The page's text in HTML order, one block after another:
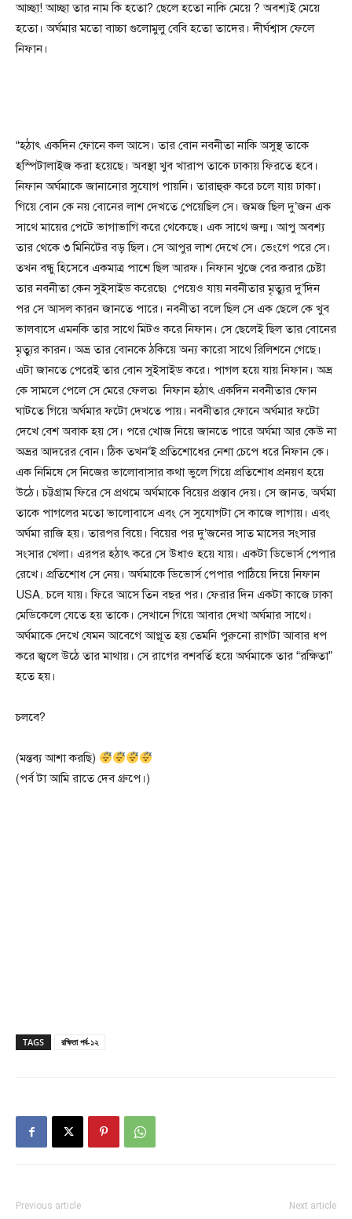
আচ্ছা! আচ্ছা তার নাম কি হতো? ছেলে হতো নাকি মেয়ে ? অবশ্যই মেয়ে
হতো। অর্ঘমার মতো বাচ্চা গুলোমুলু বেবি হতো তাদের। দীর্ঘশ্বাস ফেলে
নিফান।
“হঠাৎ একদিন ফোনে কল আসে। তার বোন নবনীতা নাকি অসুস্থ তাকে
হস্পিটালাইজ করা হয়েছে। অবস্থা খুব খারাপ তাকে ঢাকায় ফিরতে হবে।
নিফান অর্ঘমাকে জানানোর সুযোগ পায়নি। তারাহুরু করে চলে যায় ঢাকা।
গিয়ে বোন কে নয় বোনের লাশ দেখতে পেয়েছিল সে। জমজ ছিল দু’জন এক
সাথে মায়ের পেটে ভাগাভাগি করে থেকেছে। এক সাথে জন্ম। আপু অবশ্য
তার থেকে ৩ মিনিটের বড় ছিল। সে আপুর লাশ দেখে সে। ভেংগে পরে সে।
তখন বন্ধু হিসেবে একমাত্র পাশে ছিল আরফ। নিফান খুজে বের করার চেষ্টা
তার নবনীতা কেন সুইসাইড করেছে৷ পেয়েও যায় নবনীতার মৃত্যুর দু’দিন
পর সে আসল কারন জানতে পারে। নবনীতা বলে ছিল সে এক ছেলে কে খুব
ভালবাসে এমনকি তার সাথে মিটও করে নিফান। সে ছেলেই ছিল তার বোনের
মৃত্যুর কারন। অভ্র তার বোনকে ঠকিয়ে অন্য কারো সাথে রিলিশনে গেছে।
এটা জানতে পেরেই তার বোন সুইসাইড করে। পাগল হয়ে যায় নিফান। অভ্র
কে সামলে পেলে সে মেরে ফেলত৷ নিফান হঠাৎ একদিন নবনীতার ফোন
ঘাটতে গিয়ে অর্ঘমার ফটো দেখতে পায়। নবনীতার ফোনে অর্ঘমার ফটো
দেখে বেশ অবাক হয় সে। পরে খোজ নিয়ে জানতে পারে অর্ঘমা আর কেউ না
অভ্রর আদরের বোন। ঠিক তখন’ই প্রতিশোধের নেশা চেপে ধরে নিফান কে।
এক নিমিষে সে নিজের ভালোবাসার কথা ভুলে গিয়ে প্রতিশোধ প্রনয়ণ হয়ে
উঠে। চট্টগ্রাম ফিরে সে প্রথমে অর্ঘমাকে বিয়ের প্রস্তাব দেয়। সে জানত, অর্ঘমা
তাকে পাগলের মতো ভালোবাসে এবং সে সুযোগটা সে কাজে লাগায়। এবং
অর্ঘমা রাজি হয়। তারপর বিয়ে। বিয়ের পর দু’জনের সাত মাসের সংসার
সংসার খেলা। এরপর হঠাৎ করে সে উধাও হয়ে যায়। একটা ডিভোর্স পেপার
রেখে। প্রতিশোধ সে নেয়। অর্ঘমাকে ডিভোর্স পেপার পাঠিয়ে দিয়ে নিফান
USA. চলে যায়। ফিরে আসে তিন বছর পর। ফেরার দিন একটা কাজে ঢাকা
মেডিকেলে যেতে হয় তাকে। সেখানে গিয়ে আবার দেখা অর্ঘমার সাথে।
অর্ঘমাকে দেখে যেমন আবেগে আপ্লূত হয় তেমনি পুরুনো রাগটা আবার ধপ
করে জ্বলে উঠে তার মাথায়। সে রাগের বশবর্তি হয়ে অর্ঘমাকে তার “রক্ষিতা”
হতে হয়।
চলবে?
(মন্তব্য আশা করছি)
(পর্ব টা আমি রাতে দেব গ্রুপে।)
TAGS রক্ষিতা পর্ব-১২
Previous article Next article